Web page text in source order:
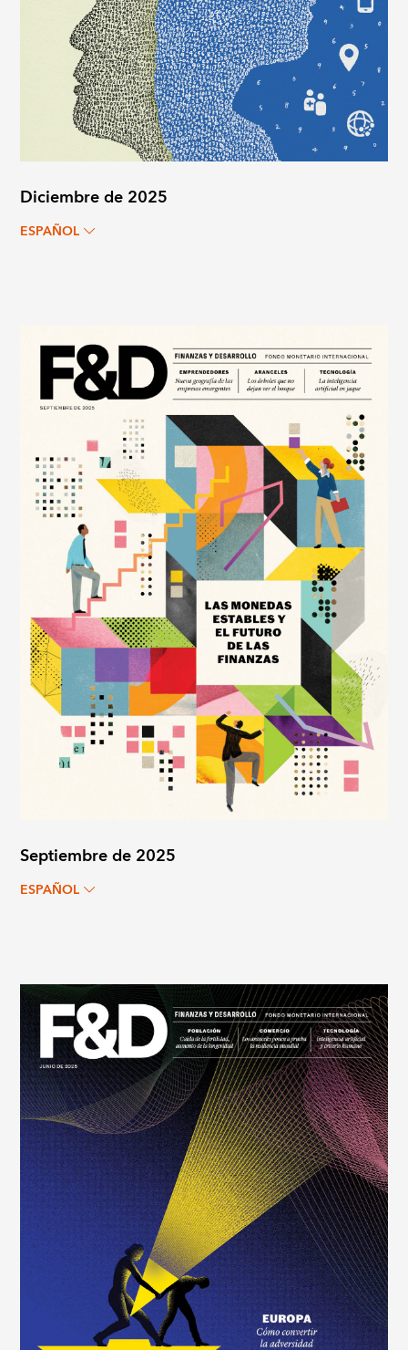
Diciembre de 2025
ESPAÑOL
Septiembre de 2025
ESPAÑOL